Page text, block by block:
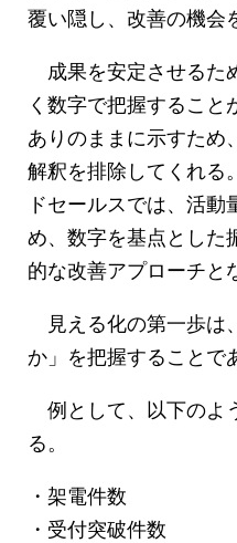
覆い隠し、改善の機会
成果を安定させるた
く数字で把握すること
ありのままに示すため
解釈を排除してくれる
ドセールスでは、活
め、数字を基点とした
的な改善アプローチと
見える化の第一歩は
か」を把握することで
例として、以下のよ
る。
・架電件数
・受付突破件数